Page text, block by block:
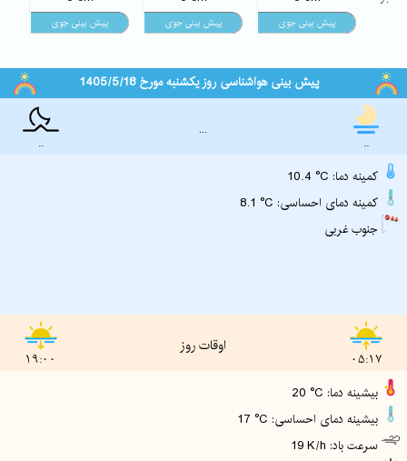
پیش بینی هواشناسی روز یکشنبه مورخ 1405/5/18
..
...
..
10.4 °C :کمینه دما
8.1 °C :کمینه دمای احساسی
جنوب غربی
19:00
اوقات روز
05:17
20 °C :بیشینه دما
17 °C :بیشینه دمای احساسی
19 K/h :سرعت باد